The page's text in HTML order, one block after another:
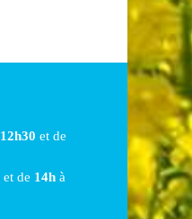
12h30 et de
et de 14hà